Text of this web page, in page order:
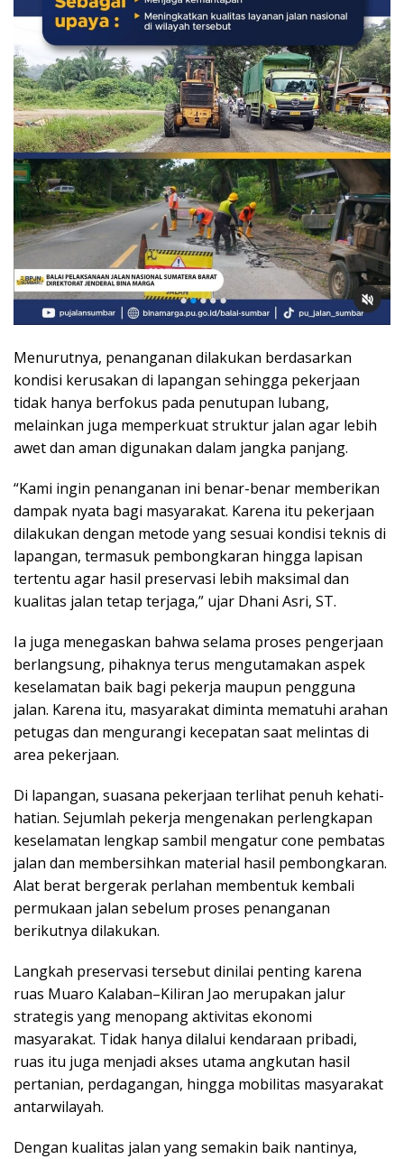
Menurutnya, penanganan dilakukan berdasarkan
kondisi kerusakan di lapangan sehingga pekerjaan
tidak hanya berfokus pada penutupan lubang,
melainkan juga memperkuat struktur jalan agar lebih
awet dan aman digunakan dalam jangka panjang.
“Kami ingin penanganan ini benar-benar memberikan
dampak nyata bagi masyarakat. Karena itu pekerjaan
dilakukan dengan metode yang sesuai kondisi teknis di
lapangan, termasuk pembongkaran hingga lapisan
tertentu agar hasil preservasi lebih maksimal dan
kualitas jalan tetap terjaga,” ujar Dhani Asri, ST.
Ia juga menegaskan bahwa selama proses pengerjaan
berlangsung, pihaknya terus mengutamakan aspek
keselamatan baik bagi pekerja maupun pengguna
jalan. Karena itu, masyarakat diminta mematuhi arahan
petugas dan mengurangi kecepatan saat melintas di
area pekerjaan.
Di lapangan, suasana pekerjaan terlihat penuh kehati-
hatian. Sejumlah pekerja mengenakan perlengkapan
keselamatan lengkap sambil mengatur cone pembatas
jalan dan membersihkan material hasil pembongkaran.
Alat berat bergerak perlahan membentuk kembali
permukaan jalan sebelum proses penanganan
berikutnya dilakukan.
Langkah preservasi tersebut dinilai penting karena
ruas Muaro Kalaban–Kiliran Jao merupakan jalur
strategis yang menopang aktivitas ekonomi
masyarakat. Tidak hanya dilalui kendaraan pribadi,
ruas itu juga menjadi akses utama angkutan hasil
pertanian, perdagangan, hingga mobilitas masyarakat
antarwilayah.
Dengan kualitas jalan yang semakin baik nantinya,